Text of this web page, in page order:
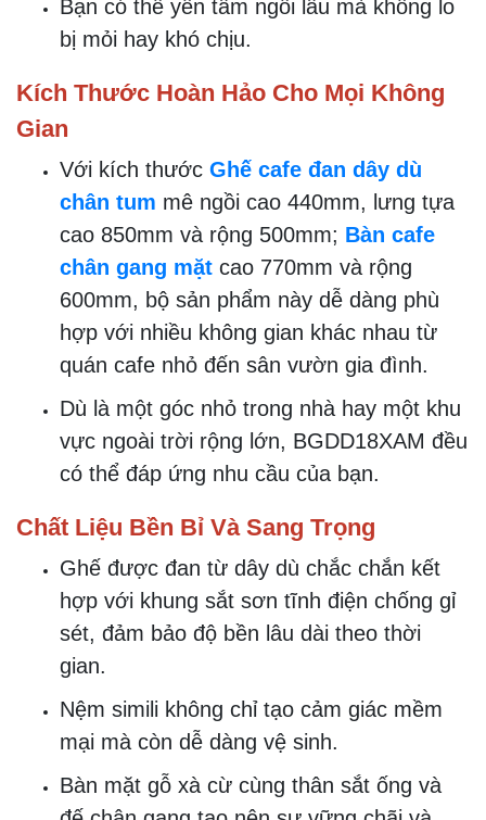
Bạn có thể yên tâm ngồi lâu mà không lo
bị mỏi hay khó chịu.
Kích Thước Hoàn Hảo Cho Mọi Không
Gian
Với kích thước Ghế cafe đan dây dù
chân tum mê ngồi cao 440mm, lưng tựa
cao 850mm và rộng 500mm; Bàn cafe
chân gang mặt cao 770mm và rộng
600mm, bộ sản phẩm này dễ dàng phù
hợp với nhiều không gian khác nhau từ
quán cafe nhỏ đến sân vườn gia đình.
Dù là một góc nhỏ trong nhà hay một khu
vực ngoài trời rộng lớn, BGDD18XAM đều
có thể đáp ứng nhu cầu của bạn.
Chất Liệu Bền Bỉ Và Sang Trọng
Ghế được đan từ dây dù chắc chắn kết
hợp với khung sắt sơn tĩnh điện chống gỉ
sét, đảm bảo độ bền lâu dài theo thời
gian.
Nệm simili không chỉ tạo cảm giác mềm
mại mà còn dễ dàng vệ sinh.
Bàn mặt gỗ xà cừ cùng thân sắt ống và